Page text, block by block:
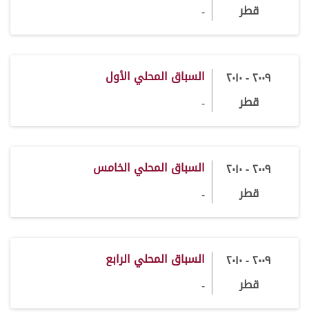
قطر
-
٢٠٠٩ - ٢٠١٠
قطر
السباق المحلي الأول
-
٢٠٠٩ - ٢٠١٠
قطر
السباق المحلي الخامس
-
٢٠٠٩ - ٢٠١٠
قطر
السباق المحلي الرابع
-